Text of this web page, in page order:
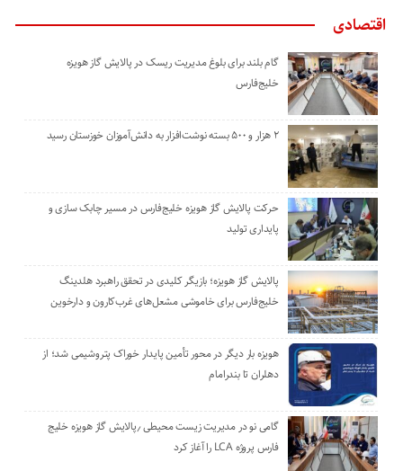
اقتصادی
گام بلند برای بلوغ مدیریت ریسک در پالایش گاز هویزه
خلیج‌فارس
۲ هزار و ۵۰۰ بسته نوشت‌افزار به دانش‌آموزان خوزستان رسید
حرکت پالایش گاز هویزه خلیج‌فارس در مسیر چابک سازی و
پایداری تولید
پالایش گاز هویزه؛ بازیگر کلیدی در تحقق راهبرد هلدینگ
خلیج‌فارس برای خاموشی مشعل‌های غرب‌کارون و دارخوین
هویزه بار دیگر در محور تأمین پایدار خوراک پتروشیمی شد؛ از
دهلران تا بندرامام
گامی نو در مدیریت زیست ‌محیطی ٫پالایش گاز هویزه خلیج
‌فارس پروژه LCA را آغاز کرد